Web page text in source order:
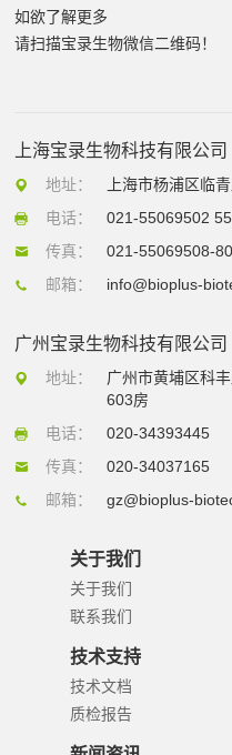
如欲了解更多
请扫描宝录生物微信二维码！
上海宝录生物科技有限公司
地址：
上海市杨浦区临
电话：
021-55069502
传真：
021-55069508-
邮箱：
info@bioplus-
广州宝录生物科技有限公司
地址：
广州市黄埔区科
603房
电话：
020-34393445
传真：
020-34037165
邮箱：
gz@bioplus-
关于我们
关于我们
联系我们
技术支持
技术文档
质检报告